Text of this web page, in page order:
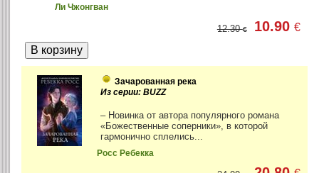
Ли Чжонгван
12.30€ 10.90€
Зачарованная река
Из серии: BUZZ
– Новинка от автора популярного романа
«Божественные соперники», в которой
гармонично сплелись...
Росс Ребекка